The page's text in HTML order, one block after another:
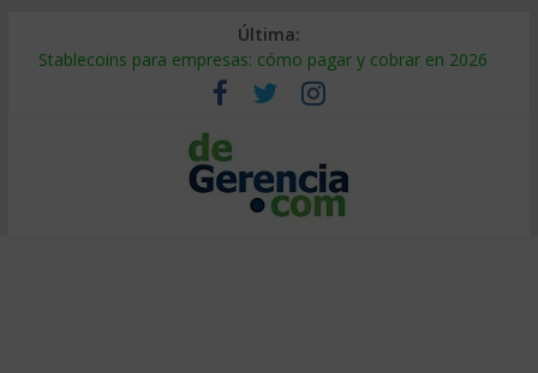
Última:
Stablecoins para empresas: cómo pagar y cobrar en 2026
Despido silencioso: qué es y por qué sale tan caro
IA en selección de personal: cómo auditarla a tiempo
Trabajo forzoso en la cadena de suministro: qué hacer
Mercado hispano de EE. UU.: cómo segmentarlo y venderle